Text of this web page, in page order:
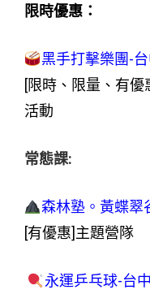
限時優惠：
黑手打擊樂團-
[限時、限量、有
活動
常態課:
森林塾。黃蝶翠
[有優惠]主題營隊
永運乒乓球-台